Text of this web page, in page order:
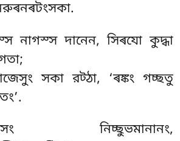
নাগস্স দানেন, সিৰযো কুদ্ধা
সকা রট্ঠা, ‘ৰঙ্কং গচ্ছতু
নিচ্ছুভমানানং,